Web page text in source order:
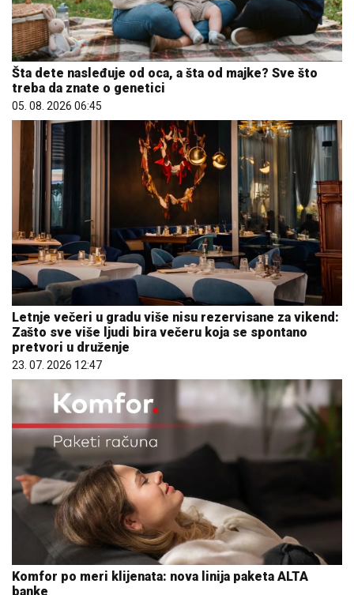
Šta dete nasleđuje od oca, a šta od majke? Sve što
treba da znate o genetici
05. 08. 2026 06:45
Letnje večeri u gradu više nisu rezervisane za vikend:
Zašto sve više ljudi bira večeru koja se spontano
pretvori u druženje
23. 07. 2026 12:47
Komfor po meri klijenata: nova linija paketa ALTA
banke